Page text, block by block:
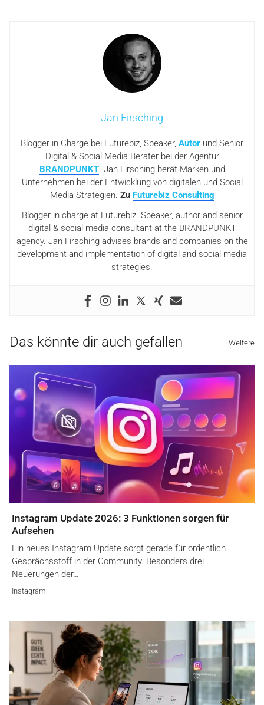
Jan Firsching
Blogger in Charge bei Futurebiz, Speaker, Autor und Senior
Digital & Social Media Berater bei der Agentur
BRANDPUNKT. Jan Firsching berät Marken und
Unternehmen bei der Entwicklung von digitalen und Social
Media Strategien. Zu Futurebiz Consulting
Blogger in charge at Futurebiz. Speaker, author and senior
digital & social media consultant at the BRANDPUNKT
agency. Jan Firsching advises brands and companies on the
development and implementation of digital and social media
strategies.
Das könnte dir auch gefallen Weitere
Instagram Update 2026: 3 Funktionen sorgen für
Aufsehen
Ein neues Instagram Update sorgt gerade für ordentlich
Gesprächsstoff in der Community. Besonders drei
Neuerungen der…
Instagram